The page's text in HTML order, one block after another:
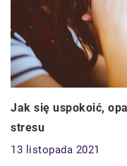
Jak się uspokoić,
stresu
13 listopada 2021